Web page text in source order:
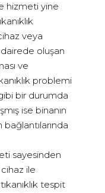
hizmeti yine
veya
dairede oluşan
ve
problemi
bir durumda
ise binanın
sayesinden
ile
tespit